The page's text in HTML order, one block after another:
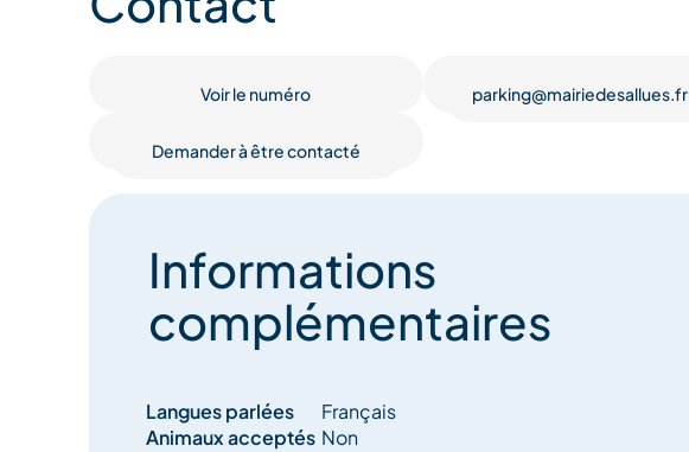
Villard.
d'améliorer le cadre de vie de la vallée de Méribel.
Voir dans les documents pratiques le plan et les tarifs des parkings.
Voir le numéro parking@mairiedesallues.fr
Demander à être contacté
Informations
complémentaires
Langues parlées
Français
Animaux acceptés Non